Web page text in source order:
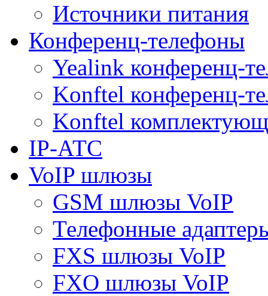
Источники питания
Конференц-телефоны
Yealink конференц-
Konftel конференц-
Konftel
IP-АТС
VoIP шлюзы
GSM шлюзы VoIP
Телефонные
FXS шлюзы VoIP
FXO шлюзы VoIP